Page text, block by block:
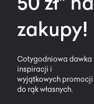
zakupy!
Cotygodniowa dawka
inspiracji i
wyjątkowych promocji
do rąk własnych.